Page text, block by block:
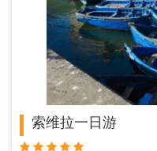
索维拉一日游